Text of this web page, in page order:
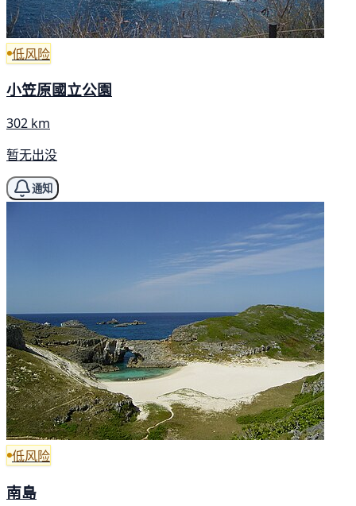
低风险
小笠原國立公園
302 km
暂无出没
通知
低风险
南島